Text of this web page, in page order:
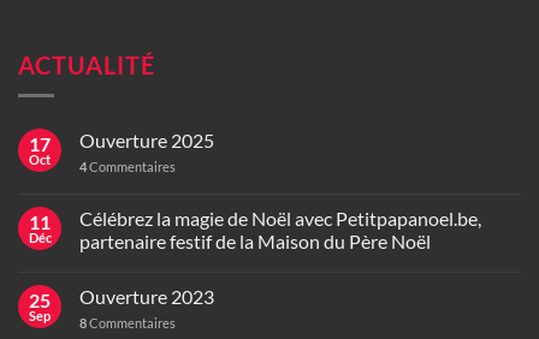
ACTUALITÉ
17
Oct
Ouverture 2025
4Commentaires
11
Déc
Célébrez la magie de Noël avec Petitpapanoel.be,
partenaire festif de la Maison du Père Noël
25
Sep
Ouverture 2023
8Commentaires